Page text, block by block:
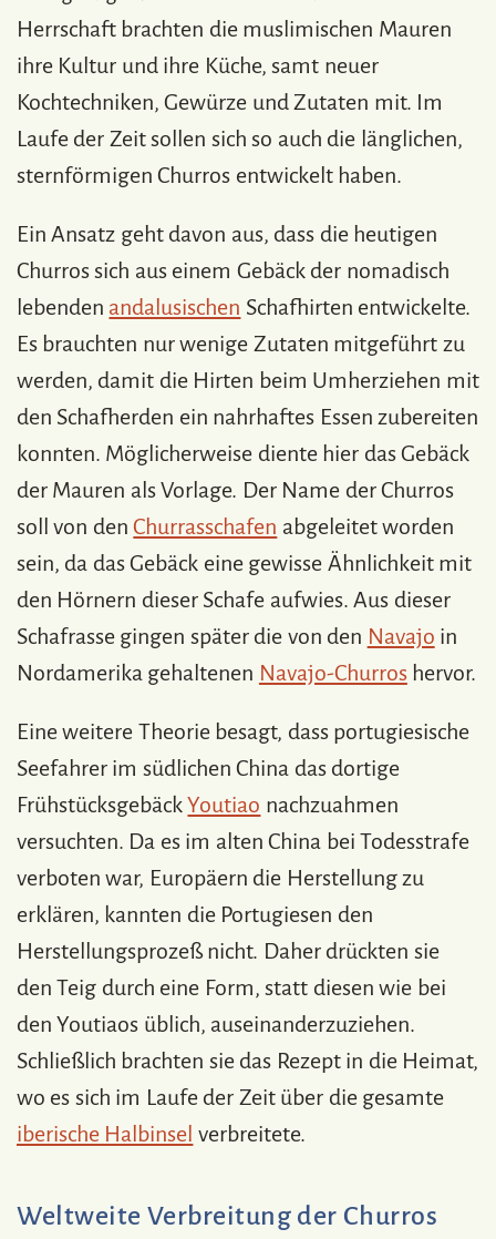
Herrschaft brachten die muslimischen Mauren
ihre Kultur und ihre Küche, samt neuer
Kochtechniken, Gewürze und Zutaten mit. Im
Laufe der Zeit sollen sich so auch die länglichen,
sternförmigen Churros entwickelt haben.
Ein Ansatz geht davon aus, dass die heutigen
Churros sich aus einem Gebäck der nomadisch
lebenden andalusischen Schafhirten entwickelte.
Es brauchten nur wenige Zutaten mitgeführt zu
werden, damit die Hirten beim Umherziehen mit
den Schafherden ein nahrhaftes Essen zubereiten
konnten. Möglicherweise diente hier das Gebäck
der Mauren als Vorlage. Der Name der Churros
soll von denChurrasschafen abgeleitet worden
sein, da das Gebäck eine gewisse Ähnlichkeit mit
den Hörnern dieser Schafe aufwies. Aus dieser
Schafrasse gingen später die von den Navajo in
Nordamerika gehaltenen Navajo-Churroshervor.
Eine weitere Theorie besagt, dass portugiesische
Seefahrer im südlichen China das dortige
FrühstücksgebäckYoutiao nachzuahmen
versuchten. Da es im alten China bei Todesstrafe
verboten war, Europäern die Herstellung zu
erklären, kannten die Portugiesen den
Herstellungsprozeß nicht. Daher drückten sie
den Teig durch eine Form, statt diesen wie bei
den Youtiaos üblich, auseinanderzuziehen.
Schließlich brachten sie das Rezept in die Heimat,
wo es sich im Laufe der Zeit über die gesamte
iberische Halbinsel verbreitete.
Weltweite Verbreitung der Churros